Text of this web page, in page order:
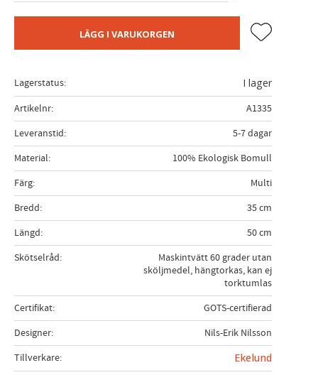
LÄGG I VARUKORGEN Lägg till i
Lagerstatus
I lager
Artikelnr
A1335
Leveranstid
5-7 dagar
Material
100% Ekologisk Bomull
Färg
Multi
Bredd
35 cm
Längd
50 cm
Skötselråd
Maskintvätt 60 grader utan
sköljmedel, hängtorkas, kan ej
torktumlas
Certifikat
GOTS-certifierad
Designer
Nils-Erik Nilsson
Tillverkare
Ekelund